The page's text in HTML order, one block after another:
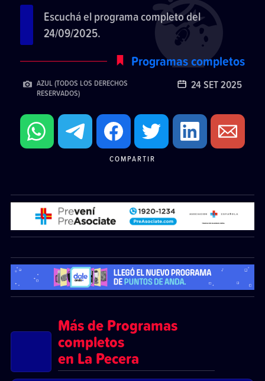
Escuchá el programa completo del
24/09/2025.
Programas completos
AZUL (TODOS LOS DERECHOS
RESERVADOS)
24 SET 2025
COMPARTIR
Más de Programas
completos
en La Pecera